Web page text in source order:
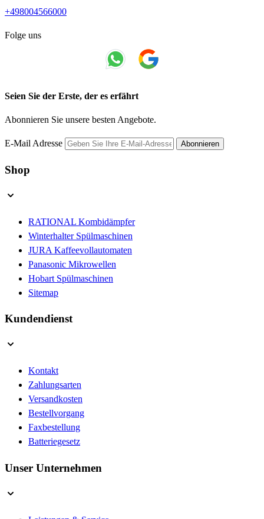
+498004566000
Folge uns
Seien Sie der Erste, der es erfährt
Abonnieren Sie unsere besten Angebote.
E-Mail Adresse Abonnieren
Shop
RATIONAL Kombidämpfer
Winterhalter Spülmaschinen
JURA Kaffeevollautomaten
Panasonic Mikrowellen
Hobart Spülmaschinen
Sitemap
Kundendienst
Kontakt
Zahlungsarten
Versandkosten
Bestellvorgang
Faxbestellung
Batteriegesetz
Unser Unternehmen